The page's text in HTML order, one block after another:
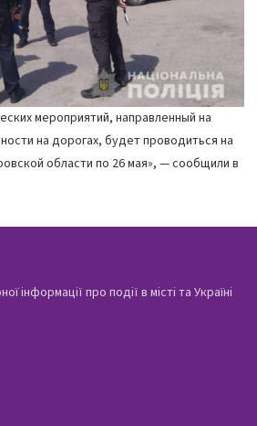
мероприятий, направленный на
на дорогах, будет проводиться на
области по 26 мая», — сообщили в
інформації про події в місті та Україні